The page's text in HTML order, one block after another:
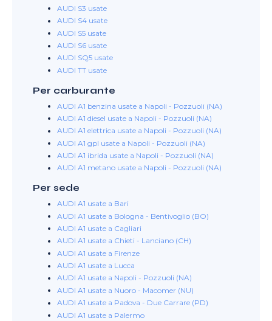
AUDI S3 usate
AUDI S4 usate
AUDI S5 usate
AUDI S6 usate
AUDI SQ5 usate
AUDI TT usate
Per carburante
AUDI A1 benzina usate a Napoli - Pozzuoli (NA)
AUDI A1 diesel usate a Napoli - Pozzuoli (NA)
AUDI A1 elettrica usate a Napoli - Pozzuoli (NA)
AUDI A1 gpl usate a Napoli - Pozzuoli (NA)
AUDI A1 ibrida usate a Napoli - Pozzuoli (NA)
AUDI A1 metano usate a Napoli - Pozzuoli (NA)
Per sede
AUDI A1 usate a Bari
AUDI A1 usate a Bologna - Bentivoglio (BO)
AUDI A1 usate a Cagliari
AUDI A1 usate a Chieti - Lanciano (CH)
AUDI A1 usate a Firenze
AUDI A1 usate a Lucca
AUDI A1 usate a Napoli - Pozzuoli (NA)
AUDI A1 usate a Nuoro - Macomer (NU)
AUDI A1 usate a Padova - Due Carrare (PD)
AUDI A1 usate a Palermo